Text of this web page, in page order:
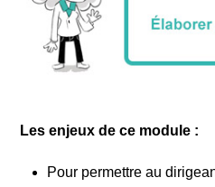
Les enjeux de ce module :
Pour permettre au